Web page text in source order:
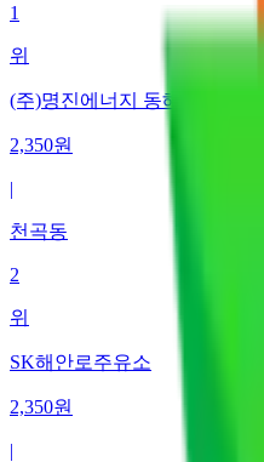
1
위
(주)명진에너지 동해지점
2,350원
|
천곡동
2
위
SK해안로주유소
2,350원
|